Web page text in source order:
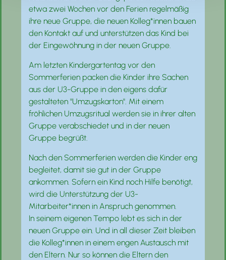
etwa zwei Wochen vor den Ferien regelmäßig
ihre neue Gruppe, die neuen Kolleg*innen bauen
den Kontakt auf und unterstützen das Kind bei
der Eingewöhnung in der neuen Gruppe.
Am letzten Kindergartentag vor den
Sommerferien packen die Kinder ihre Sachen
aus der U3-Gruppe in den eigens dafür
gestalteten "Umzugskarton". Mit einem
fröhlichen Umzugsritual werden sie in ihrer alten
Gruppe verabschiedet und in der neuen
Gruppe begrüßt.
Nach den Sommerferien werden die Kinder eng
begleitet, damit sie gut in der Gruppe
ankommen. Sofern ein Kind noch Hilfe benötigt,
wird die Unterstützung der U3-
Mitarbeiter*innen in Anspruch genommen.
In seinem eigenen Tempo lebt es sich in der
neuen Gruppe ein. Und in all dieser Zeit bleiben
die Kolleg*innen in einem engen Austausch mit
den Eltern. Nur so können die Eltern den